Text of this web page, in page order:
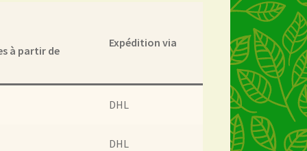
Mijn account
à partir de
Expédition via
DHL
DHL